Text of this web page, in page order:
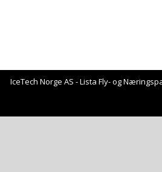
IceTech Norge AS - Lista Fly- og